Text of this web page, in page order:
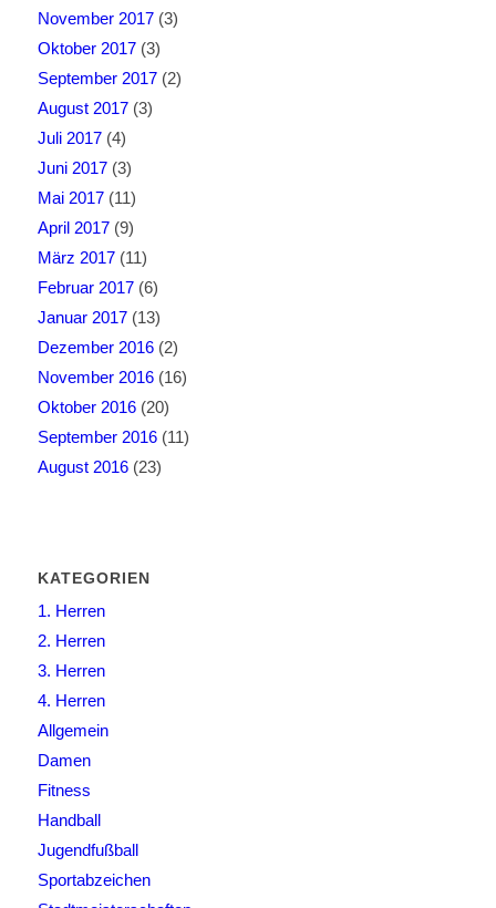
November 2017(3)
Oktober 2017(3)
September 2017(2)
August 2017(3)
Juli 2017(4)
Juni 2017(3)
Mai 2017(11)
April 2017(9)
März 2017(11)
Februar 2017(6)
Januar 2017(13)
Dezember 2016(2)
November 2016(16)
Oktober 2016(20)
September 2016(11)
August 2016(23)
KATEGORIEN
1. Herren
2. Herren
3. Herren
4. Herren
Allgemein
Damen
Fitness
Handball
Jugendfußball
Sportabzeichen